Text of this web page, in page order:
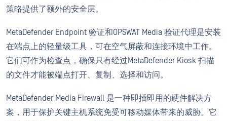
策略提供了额外的安全层。
MetaDefender Endpoint 验证和OPSWAT Media 验证代理是安装
在端点上的轻量级工具，可在空气屏蔽和连接环境中工作。
它们可作为检查点，确保只有经过MetaDefender Kiosk 扫描
的文件才能被端点打开、复制、选择和访问。
MetaDefender Media Firewall 是一种即插即用的硬件解决方
案，用于保护关键主机系统免受可移动媒体带来的威胁。它